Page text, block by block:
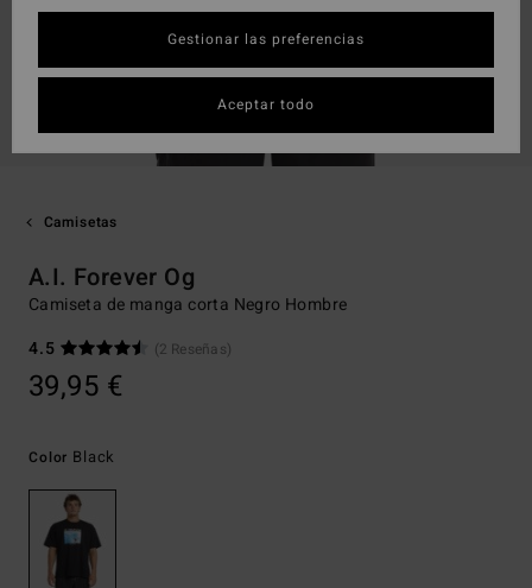
Camisetas
A.I. Forever Og
Camiseta de manga corta Negro Hombre
4.5
(2 Reseñas)
39,95 €
Color Black
Gestionar las preferencias
Aceptar todo